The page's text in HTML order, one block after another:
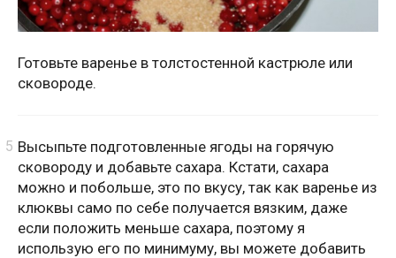
Готовьте варенье в толстостенной кастрюле или
сковороде.
Высыпьте подготовленные ягоды на горячую
сковороду и добавьте сахара. Кстати, сахара
можно и побольше, это по вкусу, так как варенье из
клюквы само по себе получается вязким, даже
если положить меньше сахара, поэтому я
использую его по минимуму, вы можете добавить